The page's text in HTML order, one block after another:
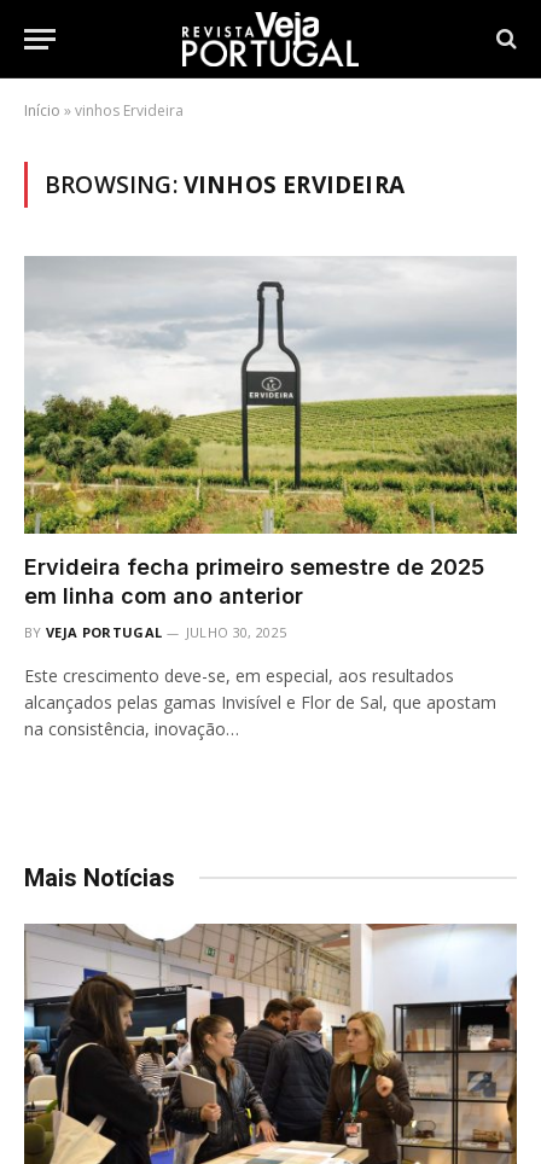
Início »vinhos Ervideira
BROWSING:VINHOS ERVIDEIRA
Ervideira fecha primeiro semestre de 2025
em linha com ano anterior
BY VEJA PORTUGAL JULHO 30, 2025
Este crescimento deve-se, em especial, aos resultados
alcançados pelas gamas Invisível e Flor de Sal, que apostam
na consistência, inovação…
Mais Notícias